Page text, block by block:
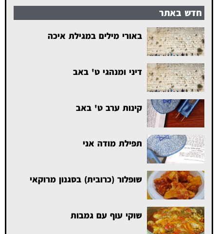
חדש באתר
באורי מילים במגילת איכה
דיני ומנהגי ט' באב
קינות ערב ט' באב
תפילת מודה אני
שופלור (כרובית) בסגנון מרוקאי
שוקי עוף עם גמבות